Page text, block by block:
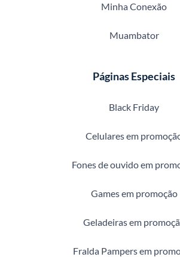
Minha Conexão
Muambator
Páginas Especiais
Black Friday
Celulares em
Fones de ouvido em
Games em promoção
Geladeiras em
Fralda Pampers em